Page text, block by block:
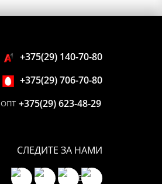
+375(29) 140-70-80
+375(29) 706-70-80
ОПТ +375(29) 623-48-29
СЛЕДИТЕ ЗА НАМИ